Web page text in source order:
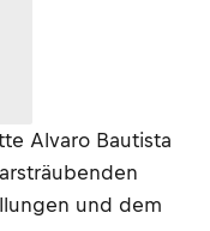
Alvaro Bautista
und dem